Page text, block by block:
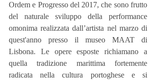
Ordem e Progresso del 2017, che sono frutto
del naturale sviluppo della performance
omonima realizzata dall’artista nel marzo di
quest'anno presso il museo MAAT di
Lisbona. Le opere esposte richiamano a
quella tradizione marittima fortemente
radicata nella cultura portoghese e si